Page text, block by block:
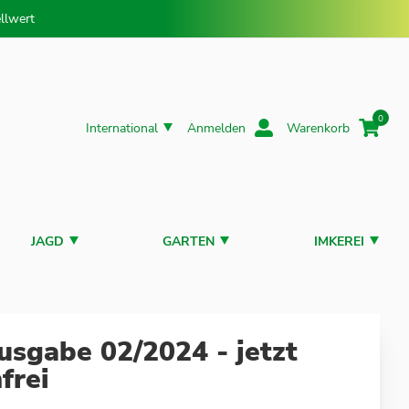
International Anmelden Warenkorb
0
JAGD GARTEN IMKEREI
02/2024 - jetzt